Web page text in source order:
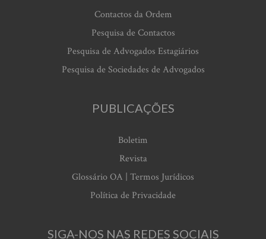
Contactos da Ordem
Pesquisa de Contactos
Pesquisa de Advogados Estagiários
Pesquisa de Sociedades de Advogados
PUBLICAÇÕES
Boletim
Revista
Glossário OA | Termos Jurídicos
Política de Privacidade
SIGA-NOS NAS REDES SOCIAIS